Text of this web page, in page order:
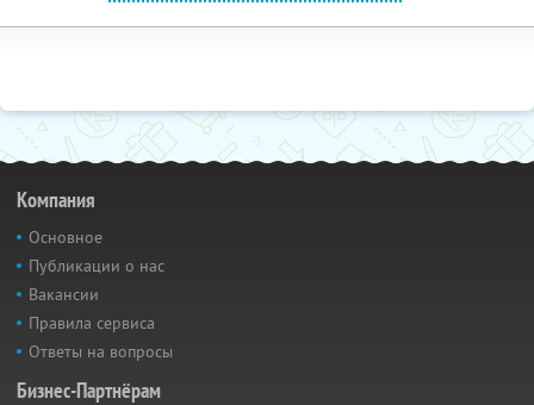
Компания
Основное
Публикации о нас
Вакансии
Правила сервиса
Ответы на вопросы
Бизнес-Партнёрам